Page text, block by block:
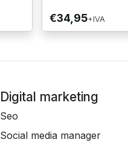
€34,95+IVA
Digital marketing
Seo
Social media manager